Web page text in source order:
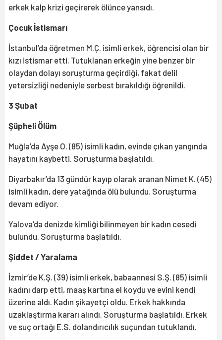
erkek kalp krizi geçirerek ölünce yansıdı.
Çocuk İstismarı
İstanbul’da öğretmen M.Ç. isimli erkek, öğrencisi olan bir
kızı istismar etti. Tutuklanan erkeğin yine benzer bir
olaydan dolayı soruşturma geçirdiği, fakat delil
yetersizliği nedeniyle serbest bırakıldığı öğrenildi.
3 Şubat
Şüpheli Ölüm
Muğla’da Ayşe O. (85) isimli kadın, evinde çıkan yangında
hayatını kaybetti. Soruşturma başlatıldı.
Diyarbakır’da 13 gündür kayıp olarak aranan Nimet K. (45)
isimli kadın, dere yatağında ölü bulundu. Soruşturma
devam ediyor.
Yalova’da denizde kimliği bilinmeyen bir kadın cesedi
bulundu. Soruşturma başlatıldı.
Şiddet / Yaralama
İzmir’de K.Ş. (39) isimli erkek, babaannesi S.Ş. (85) isimli
kadını darp etti, maaş kartına el koydu ve evini kendi
üzerine aldı. Kadın şikayetçi oldu. Erkek hakkında
uzaklaştırma kararı alındı. Soruşturma başlatıldı. Erkek
ve suç ortağı E.S. dolandırıcılık suçundan tutuklandı.